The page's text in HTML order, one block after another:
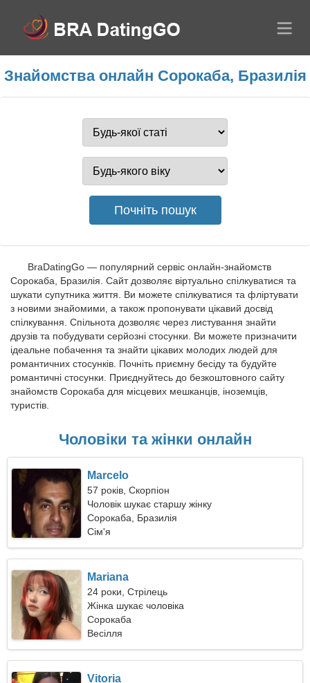
Знайомства онлайн Сорокаба, Бразилія
BraDatingGo — популярний сервіс онлайн-знайомств
Сорокаба, Бразилія. Сайт дозволяє віртуально спілкуватися та
шукати супутника життя. Ви можете спілкуватися та фліртувати
з новими знайомими, а також пропонувати цікавий досвід
спілкування. Спільнота дозволяє через листування знайти
друзів та побудувати серйозні стосунки. Ви можете призначити
ідеальне побачення та знайти цікавих молодих людей для
романтичних стосунків. Почніть приємну бесіду та будуйте
романтичні стосунки. Приєднуйтесь до безкоштовного сайту
знайомств Сорокаба для місцевих мешканців, іноземців,
туристів.
Чоловіки та жінки онлайн
Marcelo
57 років, Скорпіон
Чоловік шукає старшу жінку
Сорокаба, Бразилія
Сім'я
Mariana
24 роки, Стрілець
Жінка шукає чоловіка
Сорокаба
Весілля
Vitoria